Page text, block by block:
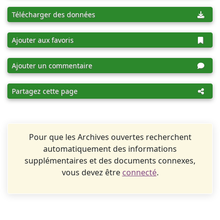
Télécharger des données
Ajouter aux favoris
Ajouter un commentaire
Partagez cette page
Pour que les Archives ouvertes recherchent
automatiquement des informations
supplémentaires et des documents connexes,
vous devez être connecté.